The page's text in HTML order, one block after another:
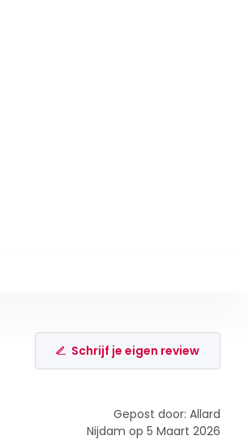
Schrijf je eigen review
Gepost door: Allard
Nijdam op 5 Maart 2026